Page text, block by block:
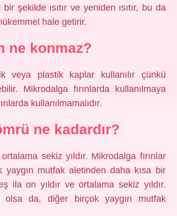
şekilde ısıtır ve yeniden ısıtır, bu da
hale getirir.
ne konmaz?
veya plastik kaplar kullanılır çünkü
Mikrodalga fırınlarda kullanılmaya
kullanılmamalıdır.
ne kadardır?
sekiz yıldır. Mikrodalga fırınlar
mutfak aletinden daha kısa bir
ila on yıldır ve ortalama sekiz yıldır.
olsa da, diğer birçok yaygın mutfak